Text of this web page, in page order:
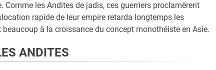
les Andites de jadis, ces guerriers proclamèrent
rapide de leur empire retarda longtemps les
beaucoup à la croissance du concept monothéiste en Asie.
ANDITES